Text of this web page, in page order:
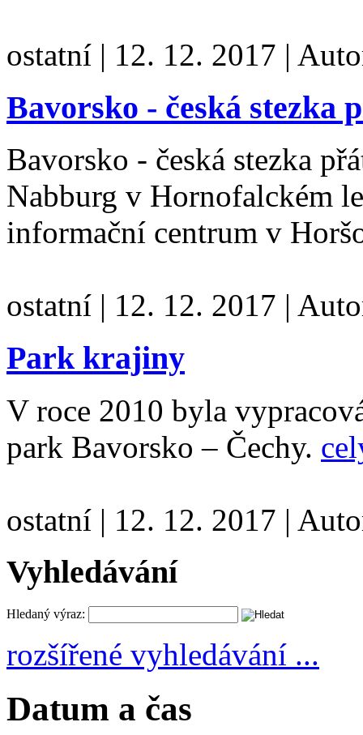
ostatní | 12. 12. 2017 |
Bavorsko - česká stezka
Bavorsko - česká stezka
Nabburg v Hornofalckém
informační centrum v
ostatní | 12. 12. 2017 |
Park krajiny
V roce 2010 byla
park Bavorsko – Čechy.
ostatní | 12. 12. 2017 |
Vyhledávání
Hledaný výraz:
rozšířené vyhledávání ...
Datum a čas